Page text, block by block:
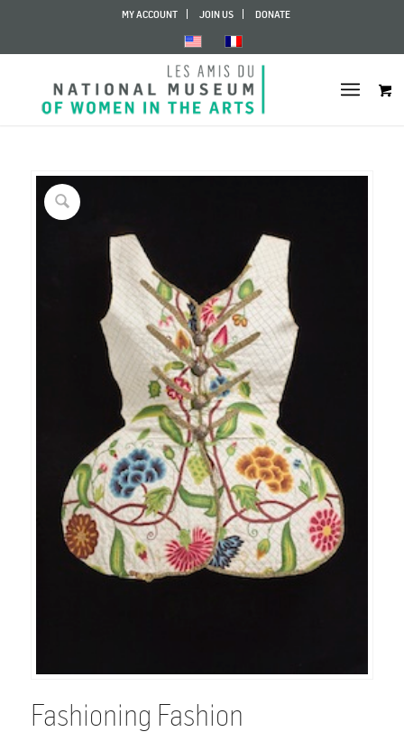
MY ACCOUNT JOIN US DONATE
Fashioning Fashion